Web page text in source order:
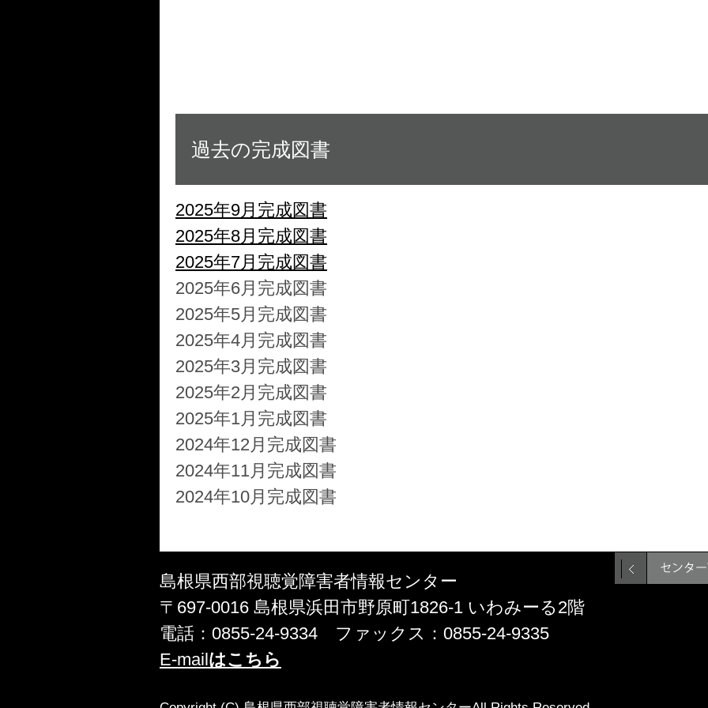
過去の完成図書
2025年9月完成図書
2025年8月完成図書
2025年7月完成図書
2025年6月完成図書
2025年5月完成図書
2025年4月完成図書
2025年3月完成図書
2025年2月完成図書
2025年1月完成図書
2024年12月完成図書
2024年11月完成図書
2024年10月完成図書
島根県西部視聴覚障害者情報センター
〒697-0016 島根県浜田市野原町1826-1 いわみーる2階
電話：0855-24-9334 ファックス：0855-24-9335
E-mailはこちら